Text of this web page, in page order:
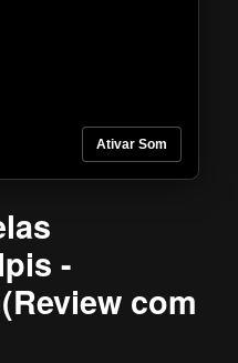
Ativar Som
-
com